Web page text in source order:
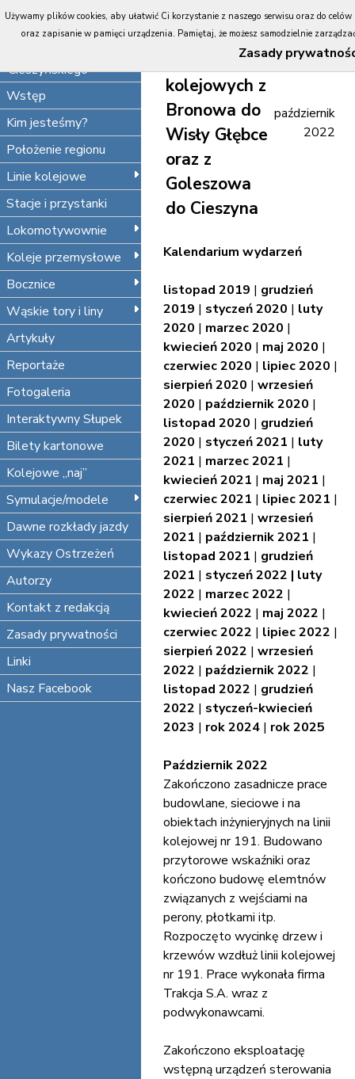
Portal
Koleje
Cieszyńskiego
Wstęp
Kim jesteśmy?
Położenie regionu
Linie kolejowe
Stacje i przystanki
Lokomotywownie
Koleje przemysłowe
Bocznice
Wąskie tory i liny
Artykuły
Reportaże
Fotogaleria
Interaktywny Słupek
Bilety kartonowe
Kolejowe „naj”
Symulacje/modele
Dawne rozkłady jazdy
Wykazy Ostrzeżeń
Autorzy
Kontakt z redakcją
Zasady prywatności
Linki
Nasz Facebook
Rewitalizacja
kolejowych z
Bronowa do
Wisły Głębce
oraz z
Goleszowa
do Cieszyna
październik
2022
Kalendarium wydarzeń
listopad 2019 | grudzień
2019 | styczeń 2020 | luty
2020 | marzec 2020 |
kwiecień 2020 | maj 2020 |
czerwiec 2020 | lipiec 2020 |
sierpień 2020 | wrzesień
2020 | październik 2020 |
listopad 2020 | grudzień
2020 | styczeń 2021 | luty
2021 | marzec 2021 |
kwiecień 2021 | maj 2021 |
czerwiec 2021 | lipiec 2021 |
sierpień 2021 | wrzesień
2021 | październik 2021 |
listopad 2021 | grudzień
2021 | styczeń 2022 | luty
2022 | marzec 2022 |
kwiecień 2022 | maj 2022 |
czerwiec 2022 | lipiec 2022 |
sierpień 2022 | wrzesień
2022 | październik 2022 |
listopad 2022 | grudzień
2022 | styczeń-kwiecień
2023 | rok 2024 | rok 2025
Październik 2022
Zakończono zasadnicze prace
budowlane, sieciowe i na
obiektach inżynieryjnych na linii
kolejowej nr 191. Budowano
przytorowe wskaźniki oraz
kończono budowę elemtnów
związanych z wejściami na
perony, płotkami itp.
Rozpoczęto wycinkę drzew i
krzewów wzdłuż linii kolejowej
nr 191. Prace wykonała firma
Trakcja S.A. wraz z
podwykonawcami.
Zakończono eksploatację
wstępną urządzeń sterowania
Używamy plików cookies, aby ułatwić Ci korzystanie z naszego serwisu oraz do
oraz zapisanie w pamięci urządzenia. Pamiętaj, że możesz samodzielnie
Zasady